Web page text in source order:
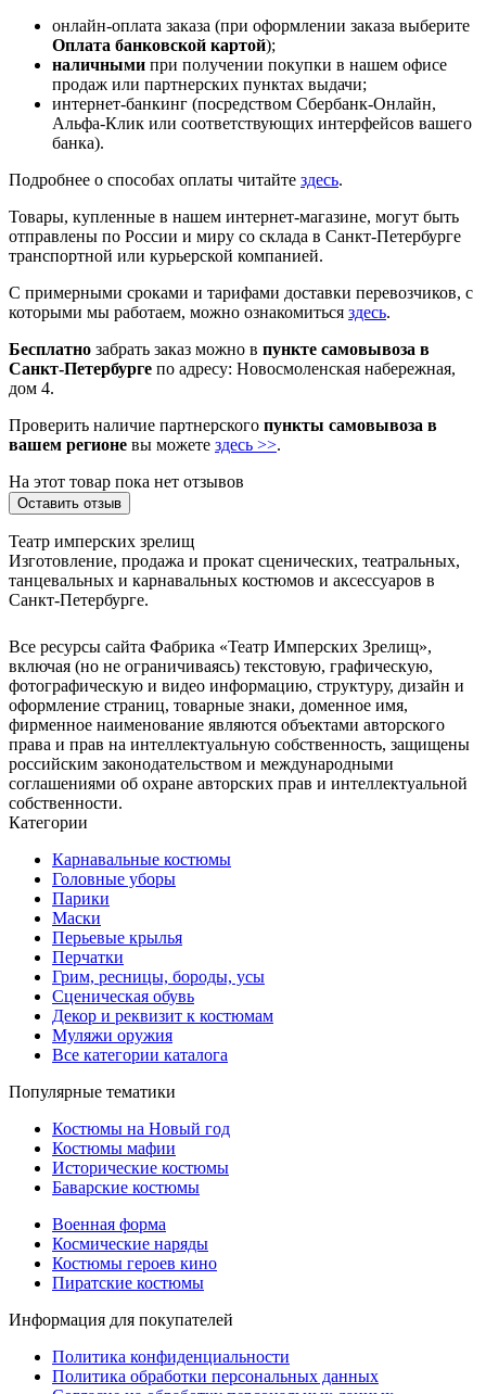
онлайн-оплата заказа (при оформлении заказа выберите
Оплата банковской картой);
наличными при получении покупки в нашем офисе
продаж или партнерских пунктах выдачи;
интернет-банкинг (посредством Сбербанк-Онлайн,
Альфа-Клик или соответствующих интерфейсов вашего
банка).
Подробнее о способах оплаты читайте здесь.
Товары, купленные в нашем интернет-магазине, могут быть
отправлены по России и миру со склада в Санкт-Петербурге
транспортной или курьерской компанией.
С примерными сроками и тарифами доставки перевозчиков, с
которыми мы работаем, можно ознакомиться здесь.
Бесплатно забрать заказ можно в пункте самовывоза в
Санкт-Петербурге по адресу: Новосмоленская набережная,
дом 4.
Проверить наличие партнерского пункты самовывоза в
вашем регионе вы можете здесь >>.
На этот товар пока нет отзывов
Оставить отзыв
Театр имперских зрелищ
Изготовление, продажа и прокат сценических, театральных,
танцевальных и карнавальных костюмов и аксессуаров в
Санкт-Петербурге.
Все ресурсы сайта Фабрика «Театр Имперских Зрелищ»,
включая (но не ограничиваясь) текстовую, графическую,
фотографическую и видео информацию, структуру, дизайн и
оформление страниц, товарные знаки, доменное имя,
фирменное наименование являются объектами авторского
права и прав на интеллектуальную собственность, защищены
российским законодательством и международными
соглашениями об охране авторских прав и интеллектуальной
собственности.
Категории
Карнавальные костюмы
Головные уборы
Парики
Маски
Перьевые крылья
Перчатки
Грим, ресницы, бороды, усы
Сценическая обувь
Декор и реквизит к костюмам
Муляжи оружия
Все категории каталога
Популярные тематики
Костюмы на Новый год
Костюмы мафии
Исторические костюмы
Баварские костюмы
Военная форма
Космические наряды
Костюмы героев кино
Пиратские костюмы
Информация для покупателей
Политика конфиденциальности
Политика обработки персональных данных